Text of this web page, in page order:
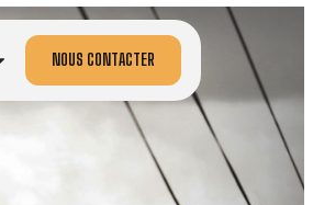
NOUS CONTACTER